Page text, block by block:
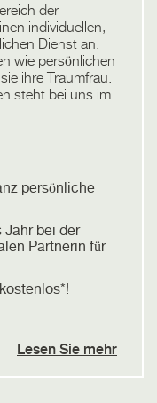
der
individuellen,
Dienst an.
wie persönlichen
ihre Traumfrau.
steht bei uns im
persönliche
Jahr bei der
Partnerin für
Lesen Sie mehr